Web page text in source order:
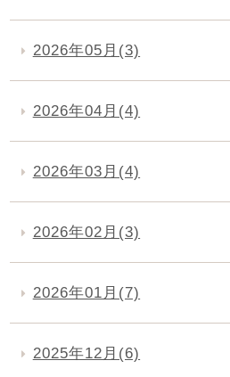
2026年05月(3)
2026年04月(4)
2026年03月(4)
2026年02月(3)
2026年01月(7)
2025年12月(6)